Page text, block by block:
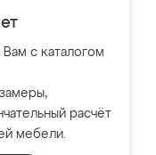
с каталогом
расчёт
мебели.